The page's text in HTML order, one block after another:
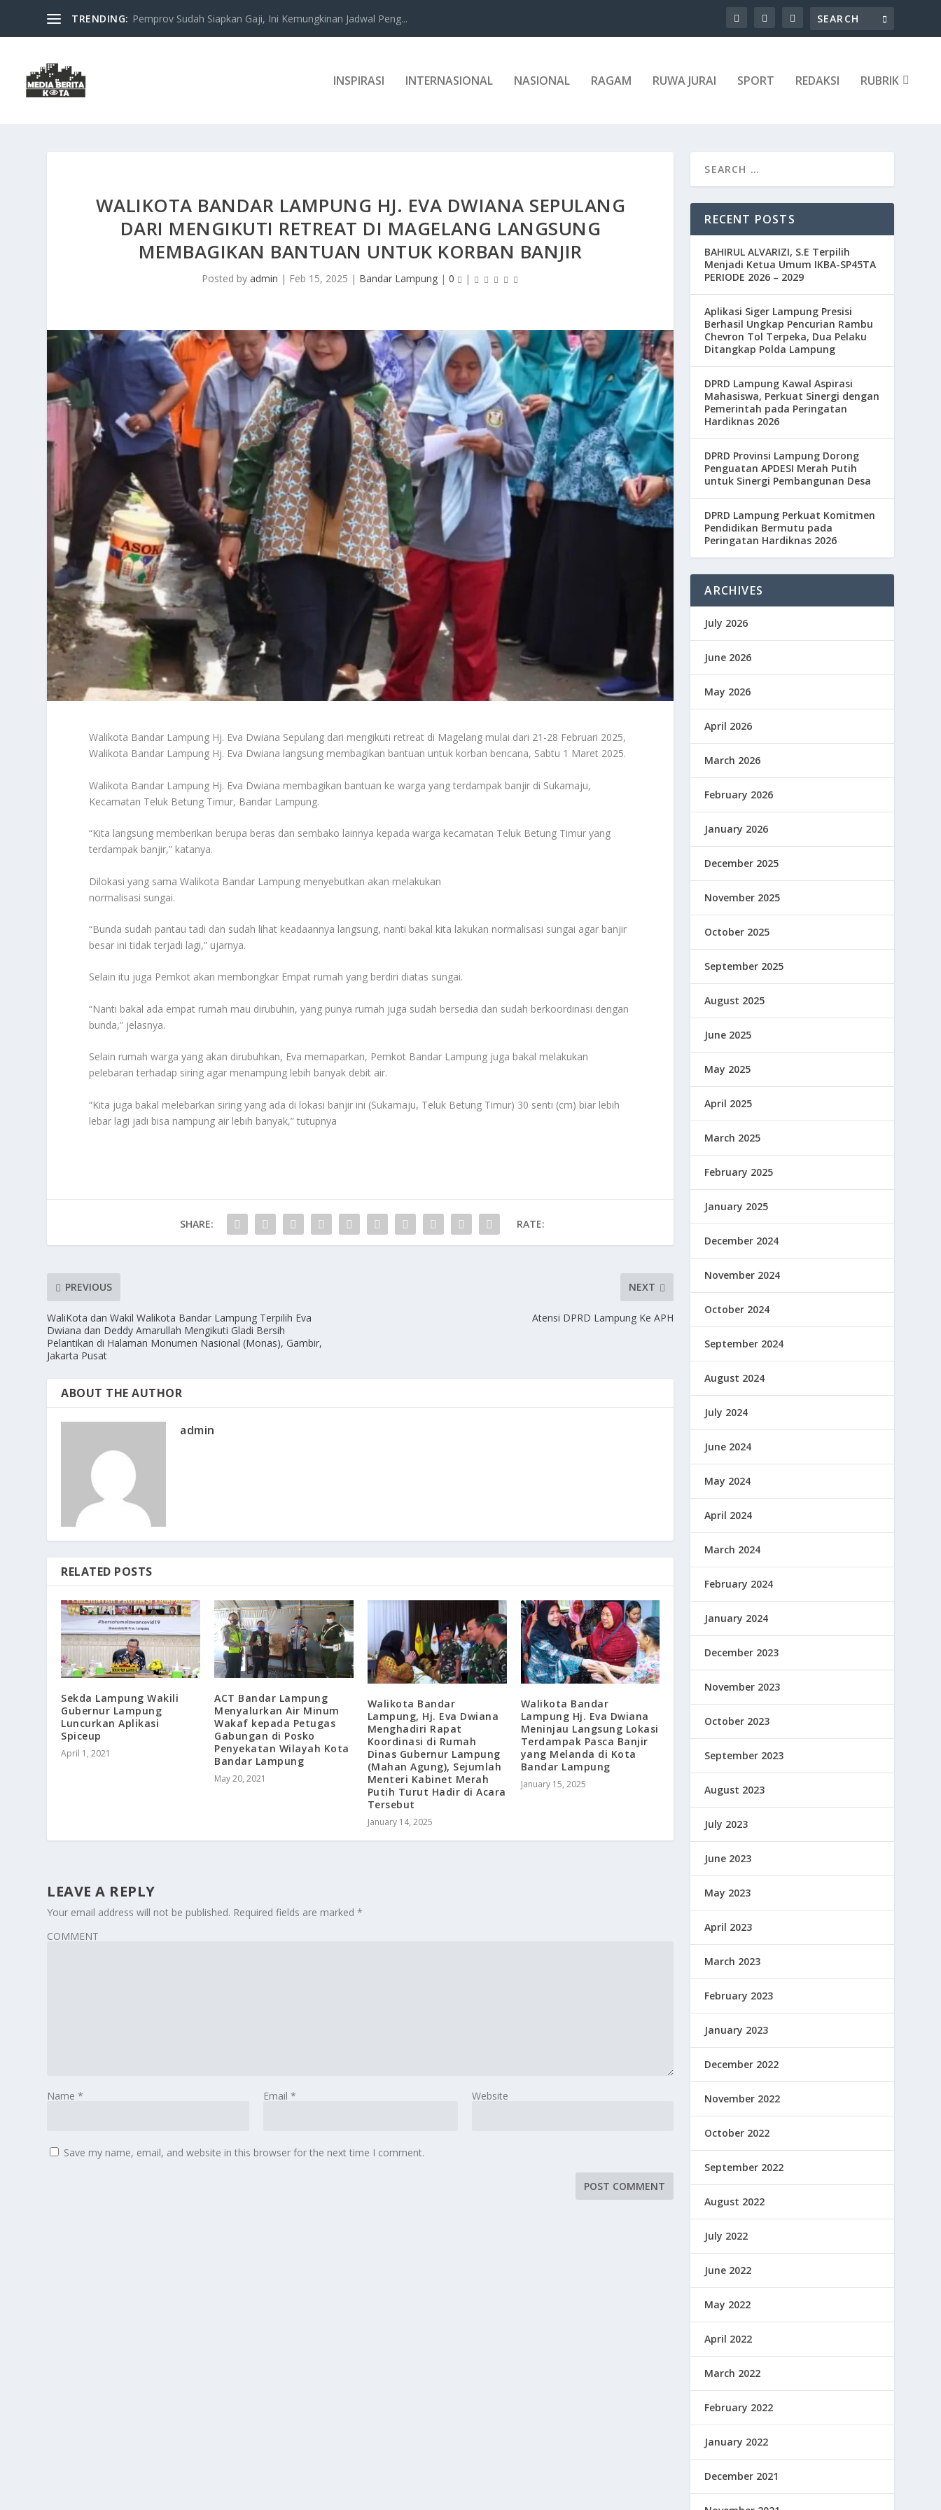
TRENDING: Pemprov Sudah Siapkan Gaji, Ini Kemungkinan Jadwal Peng...
INSPIRASI INTERNASIONAL NASIONAL RAGAM RUWA JURAI SPORT REDAKSI RUBRIK
WALIKOTA BANDAR LAMPUNG HJ. EVA DWIANA SEPULANG
DARI MENGIKUTI RETREAT DI MAGELANG LANGSUNG
MEMBAGIKAN BANTUAN UNTUK KORBAN BANJIR
Posted by admin | Feb 15, 2025 | Bandar Lampung| 0 |
Walikota Bandar Lampung Hj. Eva Dwiana Sepulang dari mengikuti retreat di Magelang mulai dari 21-28 Februari 2025,
Walikota Bandar Lampung Hj. Eva Dwiana langsung membagikan bantuan untuk korban bencana, Sabtu 1 Maret 2025.
Walikota Bandar Lampung Hj. Eva Dwiana membagikan bantuan ke warga yang terdampak banjir di Sukamaju,
Kecamatan Teluk Betung Timur, Bandar Lampung.
“Kita langsung memberikan berupa beras dan sembako lainnya kepada warga kecamatan Teluk Betung Timur yang
terdampak banjir,” katanya.
Dilokasi yang sama Walikota Bandar Lampung menyebutkan akan melakukan
normalisasi sungai.
“Bunda sudah pantau tadi dan sudah lihat keadaannya langsung, nanti bakal kita lakukan normalisasi sungai agar banjir
besar ini tidak terjadi lagi,” ujarnya.
Selain itu juga Pemkot akan membongkar Empat rumah yang berdiri diatas sungai.
“Nanti bakal ada empat rumah mau dirubuhin, yang punya rumah juga sudah bersedia dan sudah berkoordinasi dengan
bunda,” jelasnya.
Selain rumah warga yang akan dirubuhkan, Eva memaparkan, Pemkot Bandar Lampung juga bakal melakukan
pelebaran terhadap siring agar menampung lebih banyak debit air.
“Kita juga bakal melebarkan siring yang ada di lokasi banjir ini (Sukamaju, Teluk Betung Timur) 30 senti (cm) biar lebih
lebar lagi jadi bisa nampung air lebih banyak,” tutupnya
SHARE: RATE:
PREVIOUS
WaliKota dan Wakil Walikota Bandar Lampung Terpilih Eva
Dwiana dan Deddy Amarullah Mengikuti Gladi Bersih
Pelantikan di Halaman Monumen Nasional (Monas), Gambir,
Jakarta Pusat
NEXT
Atensi DPRD Lampung Ke APH
ABOUT THE AUTHOR
admin
RELATED POSTS
Sekda Lampung Wakili
Gubernur Lampung
Luncurkan Aplikasi
Spiceup
April 1, 2021
ACT Bandar Lampung
Menyalurkan Air Minum
Wakaf kepada Petugas
Gabungan di Posko
Penyekatan Wilayah Kota
Bandar Lampung
May 20, 2021
Walikota Bandar
Lampung, Hj. Eva Dwiana
Menghadiri Rapat
Koordinasi di Rumah
Dinas Gubernur Lampung
(Mahan Agung), Sejumlah
Menteri Kabinet Merah
Putih Turut Hadir di Acara
Tersebut
January 14, 2025
Walikota Bandar
Lampung Hj. Eva Dwiana
Meninjau Langsung Lokasi
Terdampak Pasca Banjir
yang Melanda di Kota
Bandar Lampung
January 15, 2025
LEAVE A REPLY
Your email address will not be published. Required fields are marked*
COMMENT
Name* Email * Website
Save my name, email, and website in this browser for the next time I comment.
RECENT POSTS
BAHIRUL ALVARIZI, S.E Terpilih
Menjadi Ketua Umum IKBA-SP45TA
PERIODE 2026 – 2029
Aplikasi Siger Lampung Presisi
Berhasil Ungkap Pencurian Rambu
Chevron Tol Terpeka, Dua Pelaku
Ditangkap Polda Lampung
DPRD Lampung Kawal Aspirasi
Mahasiswa, Perkuat Sinergi dengan
Pemerintah pada Peringatan
Hardiknas 2026
DPRD Provinsi Lampung Dorong
Penguatan APDESI Merah Putih
untuk Sinergi Pembangunan Desa
DPRD Lampung Perkuat Komitmen
Pendidikan Bermutu pada
Peringatan Hardiknas 2026
ARCHIVES
July 2026
June 2026
May 2026
April 2026
March 2026
February 2026
January 2026
December 2025
November 2025
October 2025
September 2025
August 2025
June 2025
May 2025
April 2025
March 2025
February 2025
January 2025
December 2024
November 2024
October 2024
September 2024
August 2024
July 2024
June 2024
May 2024
April 2024
March 2024
February 2024
January 2024
December 2023
November 2023
October 2023
September 2023
August 2023
July 2023
June 2023
May 2023
April 2023
March 2023
February 2023
January 2023
December 2022
November 2022
October 2022
September 2022
August 2022
July 2022
June 2022
May 2022
April 2022
March 2022
February 2022
January 2022
December 2021